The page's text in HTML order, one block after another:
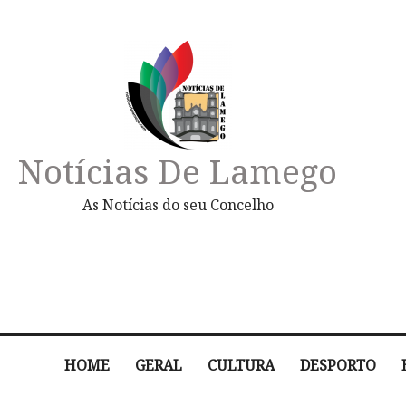
Notícias De Lamego
As Notícias do seu Concelho
HOME GERAL CULTURA DESPORTO